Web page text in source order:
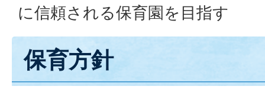
に信頼される保育園を目指す
保育方針